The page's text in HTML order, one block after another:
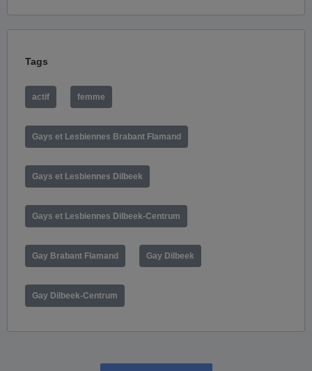
Tags
actif femme
Gays et Lesbiennes Brabant Flamand
Gays et Lesbiennes Dilbeek
Gays et Lesbiennes Dilbeek-Centrum
Gay Brabant Flamand Gay Dilbeek
Gay Dilbeek-Centrum